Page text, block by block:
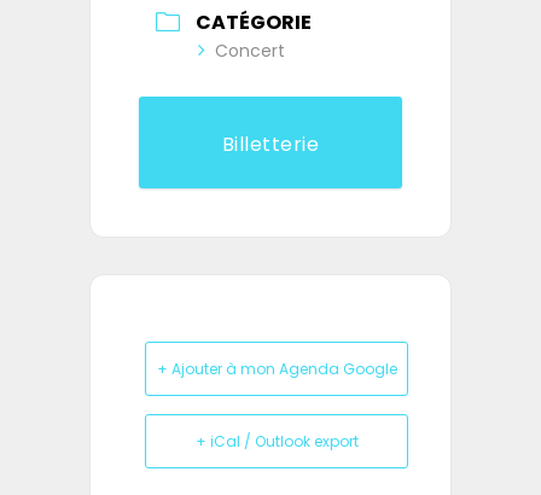
CATÉGORIE
Concert
Billetterie
+ Ajouter à mon Agenda Google
+ iCal / Outlook export